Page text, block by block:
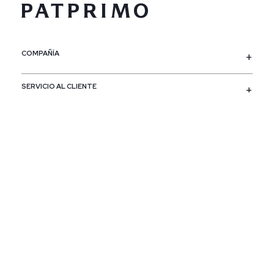
COMPAÑÍA
SERVICIO AL CLIENTE